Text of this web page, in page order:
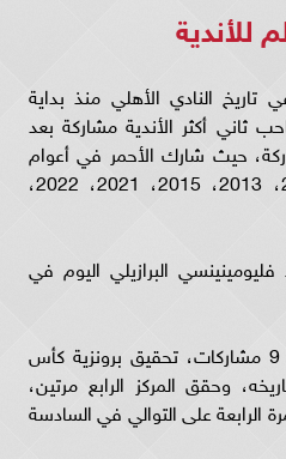
للأندية
النادي الأهلي منذ بداية
ثاني أكثر الأندية مشاركة بعد
سيتي برصيد 11 مشاركة، حيث شارك الأحمر في أعوام
2005، 2006، 2008، 2012، 2013، 2015، 2021، 2022،
البرازيلي اليوم في
استطاع المارد الأحمر خلال الـ 9 مشاركات، تحقيق برونزية كأس
في تاريخه، وحقق المركز الرابع مرتين،
الرابعة على التوالي في السادسة